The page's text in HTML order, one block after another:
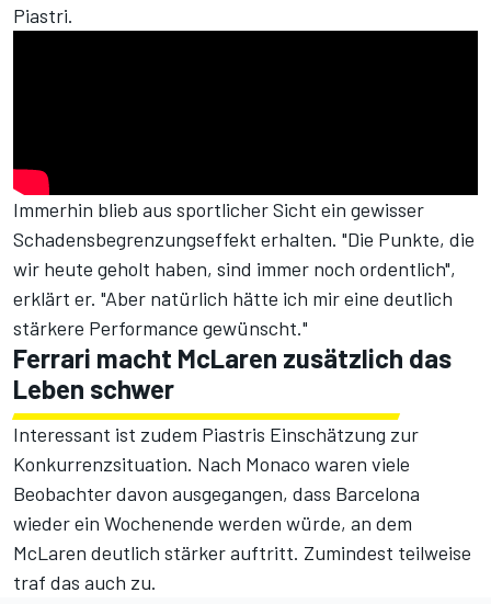
Piastri.
Immerhin blieb aus sportlicher Sicht ein gewisser
Schadensbegrenzungseffekt erhalten. "Die Punkte, die
wir heute geholt haben, sind immer noch ordentlich",
erklärt er. "Aber natürlich hätte ich mir eine deutlich
stärkere Performance gewünscht."
Ferrari macht McLaren zusätzlich das
Leben schwer
Interessant ist zudem Piastris Einschätzung zur
Konkurrenzsituation. Nach Monaco waren viele
Beobachter davon ausgegangen, dass Barcelona
wieder ein Wochenende werden würde, an dem
McLaren deutlich stärker auftritt. Zumindest teilweise
traf das auch zu.